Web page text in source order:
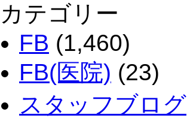
カテゴリー
FB (1,460)
FB(医院) (23)
スタッフブログ